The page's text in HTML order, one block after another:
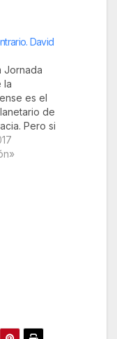
David
Jornada
la
es el
de
Pero si
sería